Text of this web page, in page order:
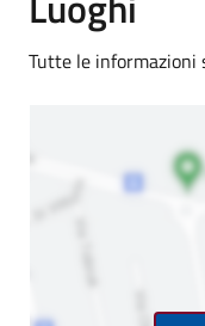
Tutte le informazioni